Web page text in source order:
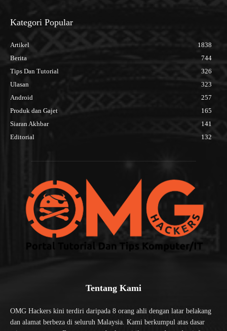
Kategori Popular
Artikel
1838
Berita
744
Tips Dan Tutorial
326
Ulasan
323
Android
257
Produk dan Gajet
165
Siaran Akhbar
141
Editorial
132
Tentang Kami
OMG Hackers kini terdiri daripada 8 orang ahli dengan latar belakang
dan alamat berbeza di seluruh Malaysia. Kami berkumpul atas dasar